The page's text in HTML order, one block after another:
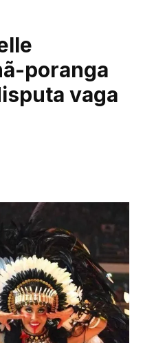
poranga
vaga